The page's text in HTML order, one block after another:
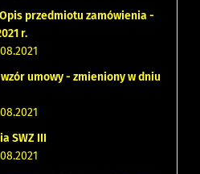
przedmiotu zamówienia -
r.
umowy - zmieniony w dniu
SWZ III